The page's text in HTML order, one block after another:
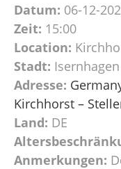
Datum: 06-12-
Zeit: 15:00
Location:
Stadt:
Adresse:
Kirchhorst –
Land: DE
Anmerkungen: